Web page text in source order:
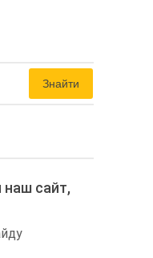
Знайти
наш сайт,